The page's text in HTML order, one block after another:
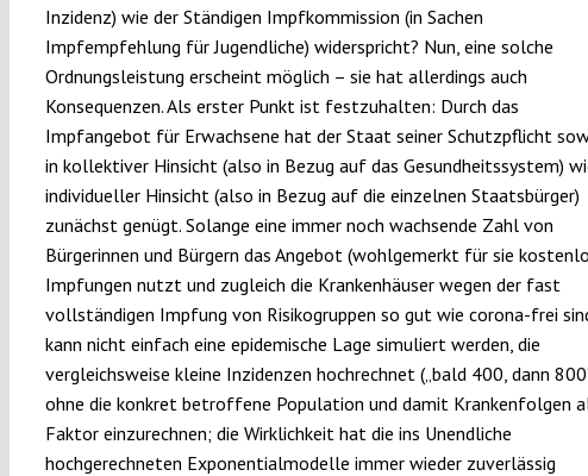
Inzidenz) wie der Ständigen Impfkommission (in Sachen
Impfempfehlung für Jugendliche) widerspricht? Nun, eine solche
Ordnungsleistung erscheint möglich – sie hat allerdings auch
Konsequenzen. Als erster Punkt ist festzuhalten: Durch das
Impfangebot für Erwachsene hat der Staat seiner Schutzpflicht
in kollektiver Hinsicht (also in Bezug auf das Gesundheitssystem)
individueller Hinsicht (also in Bezug auf die einzelnen Staatsbürger)
zunächst genügt. Solange eine immer noch wachsende Zahl von
Bürgerinnen und Bürgern das Angebot (wohlgemerkt für sie
Impfungen nutzt und zugleich die Krankenhäuser wegen der fast
vollständigen Impfung von Risikogruppen so gut wie corona-frei
kann nicht einfach eine epidemische Lage simuliert werden, die
vergleichsweise kleine Inzidenzen hochrechnet („bald 400, dann
ohne die konkret betroffene Population und damit Krankenfolgen
Faktor einzurechnen; die Wirklichkeit hat die ins Unendliche
hochgerechneten Exponentialmodelle immer wieder zuverlässig